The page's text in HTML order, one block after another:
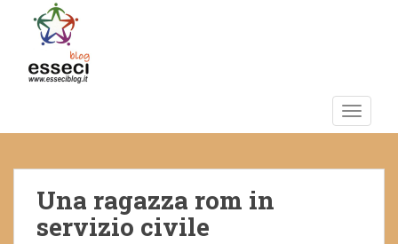
m
Una ragazza rom in
servizio civile